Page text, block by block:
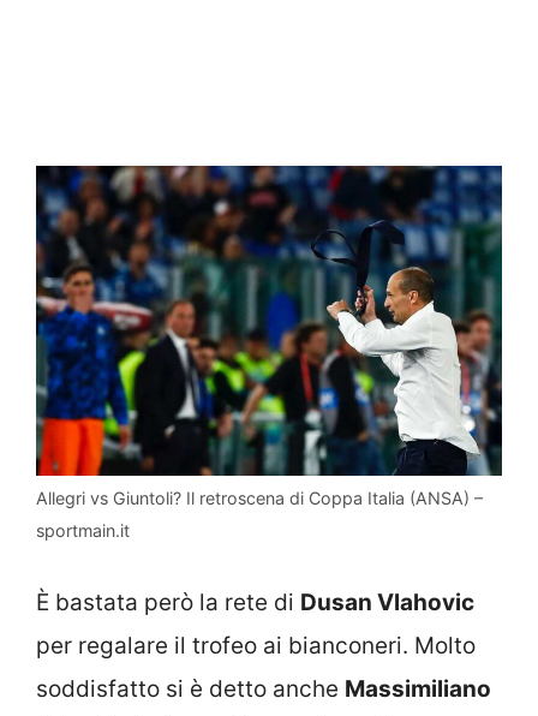
Allegri vs Giuntoli? Il retroscena di Coppa Italia (ANSA) –
sportmain.it
È bastata però la rete di Dusan Vlahovic
per regalare il trofeo ai bianconeri. Molto
soddisfatto si è detto anche Massimiliano